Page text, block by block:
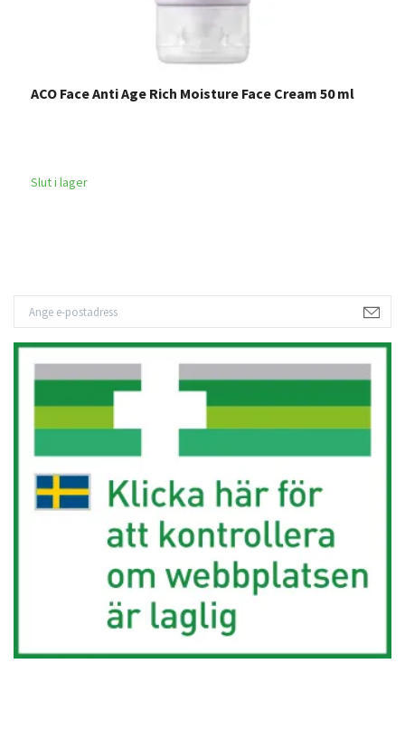
ACO Face Anti Age Rich Moisture Face Cream 50 ml
Slut i lager